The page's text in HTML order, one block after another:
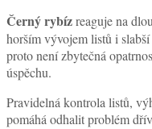
Černý rybízreaguje na
horším vývojem listů i
proto není zbytečná
úspěchu.
Pravidelná kontrola listů,
pomáhá odhalit problém